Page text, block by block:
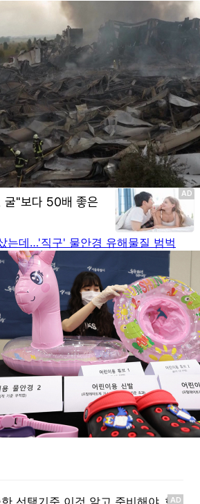
는데…'직구' 물안경 유해물질 범벅
AD